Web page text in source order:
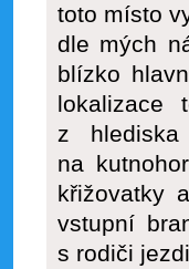
toto místo
dle mých
blízko
lokalizace
z
na
křižovatky
vstupní
s rodiči